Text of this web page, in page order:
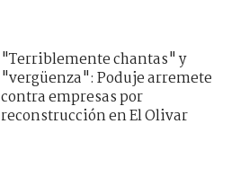
"Terriblemente chantas" y
"vergüenza": Poduje arremete
contra empresas por
reconstrucción en El Olivar